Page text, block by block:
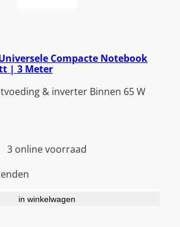
Compacte Notebook
| 3 Meter
& inverter Binnen 65 W
3 online voorraad
in winkelwagen